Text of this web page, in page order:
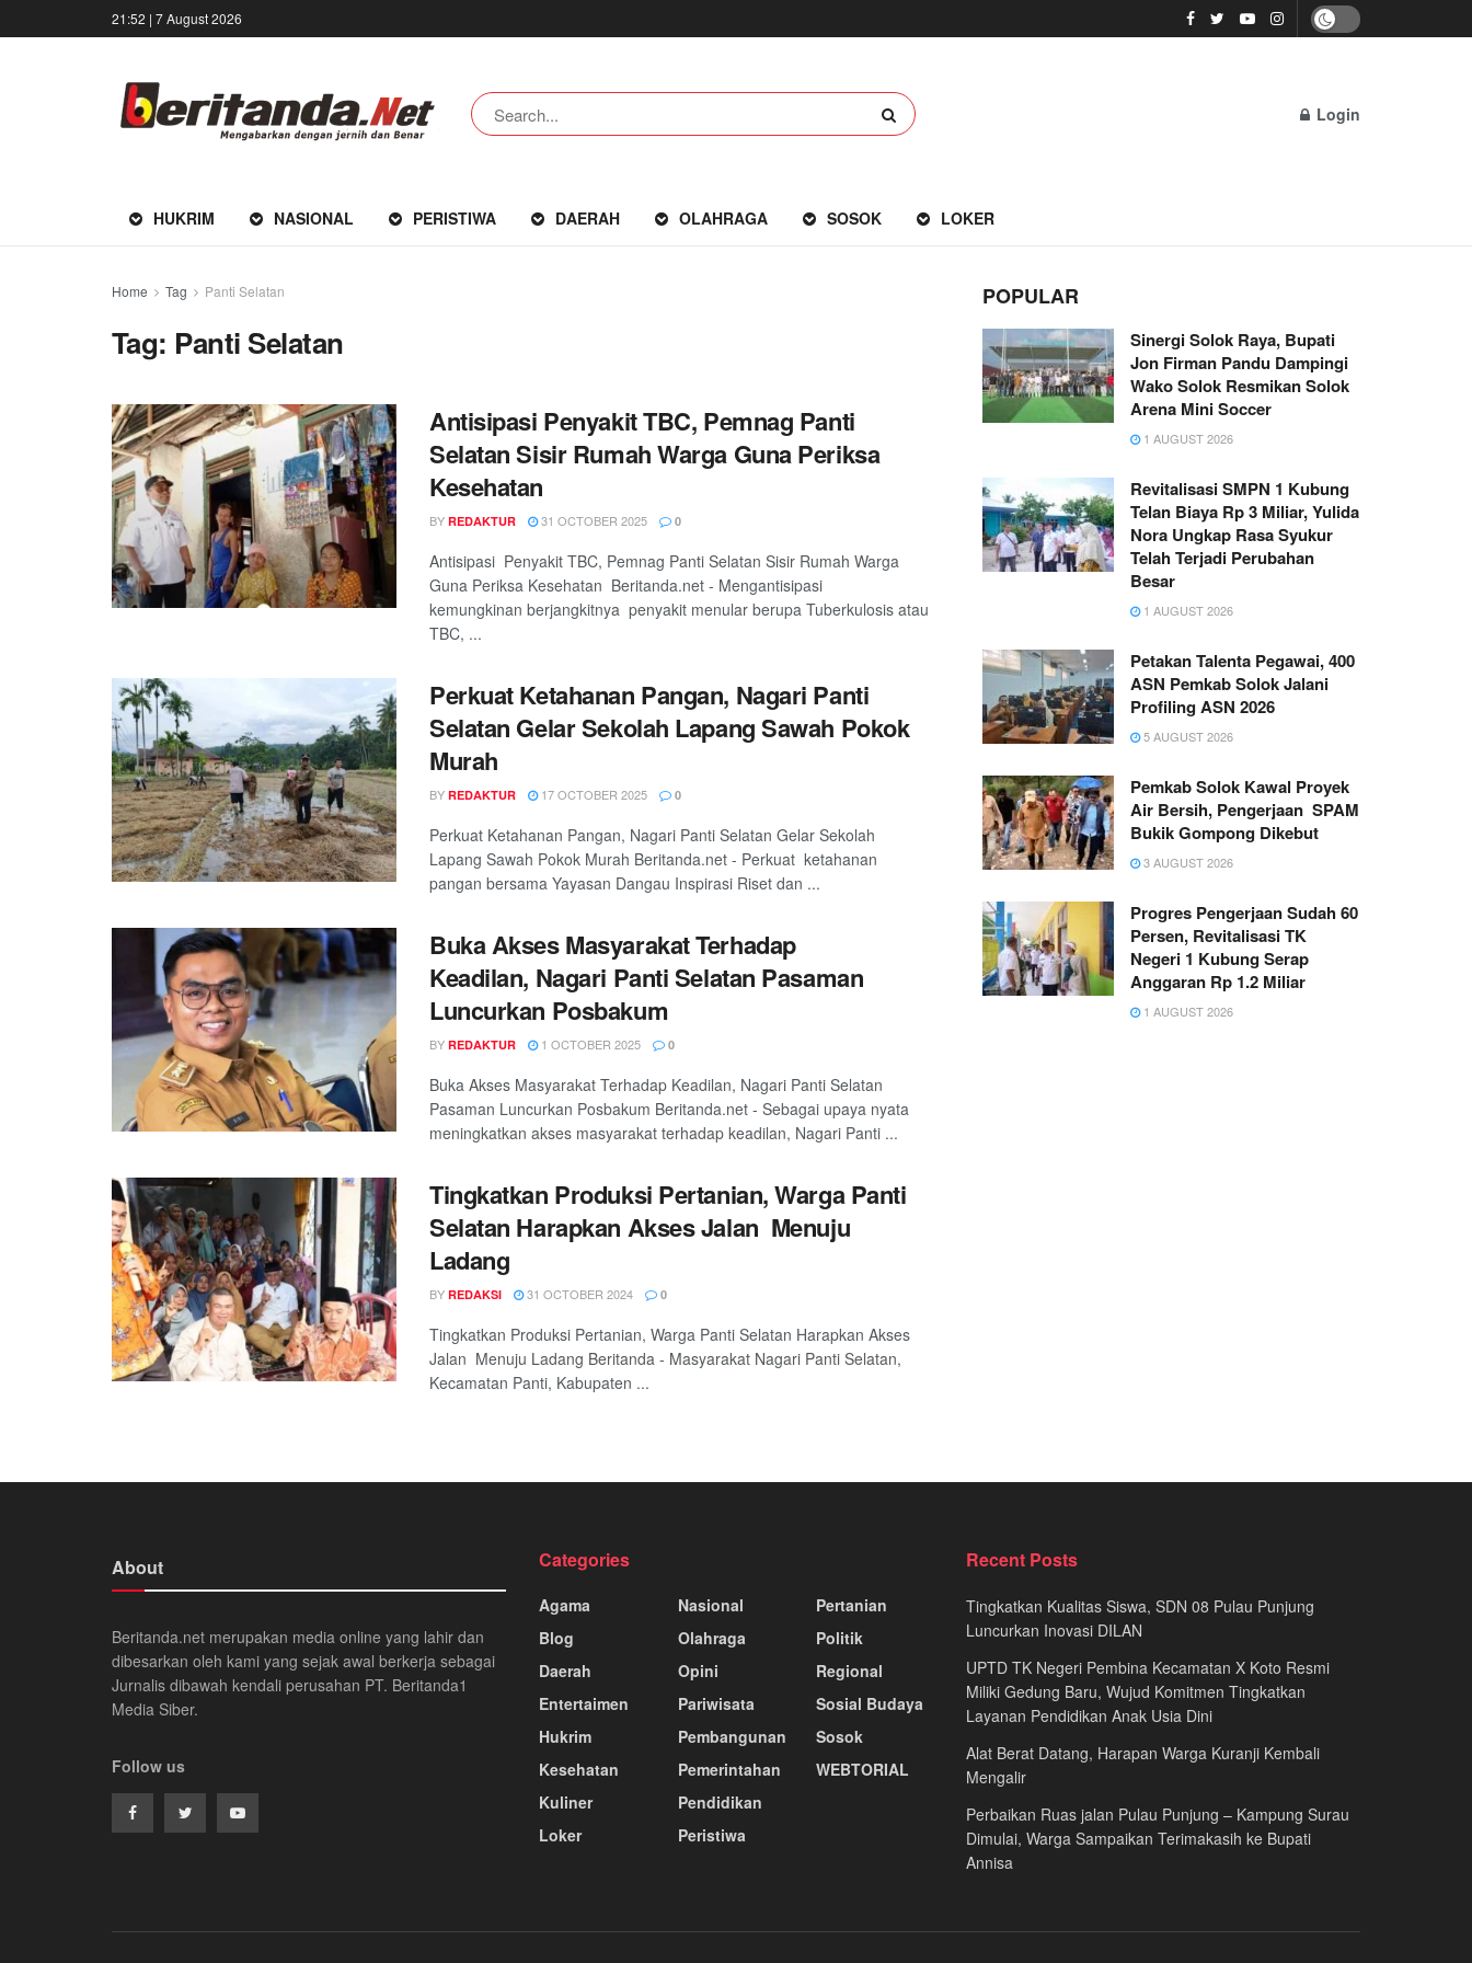
21:52 | 7 August 2026
Login
HUKRIM NASIONAL PERISTIWA DAERAH OLAHRAGA SOSOK LOKER
Home Tag Panti Selatan
Tag: Panti Selatan
Antisipasi Penyakit TBC, Pemnag Panti
Selatan Sisir Rumah Warga Guna Periksa
Kesehatan
BY REDAKTUR 31 OCTOBER 2025 0
Antisipasi Penyakit TBC, Pemnag Panti Selatan Sisir Rumah Warga
Guna Periksa Kesehatan Beritanda.net - Mengantisipasi
kemungkinan berjangkitnya penyakit menular berupa Tuberkulosis atau
TBC, ...
Perkuat Ketahanan Pangan, Nagari Panti
Selatan Gelar Sekolah Lapang Sawah Pokok
Murah
BY REDAKTUR 17 OCTOBER 2025 0
Perkuat Ketahanan Pangan, Nagari Panti Selatan Gelar Sekolah
Lapang Sawah Pokok Murah Beritanda.net - Perkuat ketahanan
pangan bersama Yayasan Dangau Inspirasi Riset dan ...
Buka Akses Masyarakat Terhadap
Keadilan, Nagari Panti Selatan Pasaman
Luncurkan Posbakum
BY REDAKTUR 1 OCTOBER 2025 0
Buka Akses Masyarakat Terhadap Keadilan, Nagari Panti Selatan
Pasaman Luncurkan Posbakum Beritanda.net - Sebagai upaya nyata
meningkatkan akses masyarakat terhadap keadilan, Nagari Panti ...
Tingkatkan Produksi Pertanian, Warga Panti
Selatan Harapkan Akses Jalan Menuju
Ladang
BY REDAKSI 31 OCTOBER 2024 0
Tingkatkan Produksi Pertanian, Warga Panti Selatan Harapkan Akses
Jalan Menuju Ladang Beritanda - Masyarakat Nagari Panti Selatan,
Kecamatan Panti, Kabupaten ...
POPULAR
Sinergi Solok Raya, Bupati
Jon Firman Pandu Dampingi
Wako Solok Resmikan Solok
Arena Mini Soccer
1 AUGUST 2026
Revitalisasi SMPN 1 Kubung
Telan Biaya Rp 3 Miliar, Yulida
Nora Ungkap Rasa Syukur
Telah Terjadi Perubahan
Besar
1 AUGUST 2026
Petakan Talenta Pegawai, 400
ASN Pemkab Solok Jalani
Profiling ASN 2026
5 AUGUST 2026
Pemkab Solok Kawal Proyek
Air Bersih, Pengerjaan SPAM
Bukik Gompong Dikebut
3 AUGUST 2026
Progres Pengerjaan Sudah 60
Persen, Revitalisasi TK
Negeri 1 Kubung Serap
Anggaran Rp 1.2 Miliar
1 AUGUST 2026
About
Beritanda.net merupakan media online yang lahir dan
dibesarkan oleh kami yang sejak awal berkerja sebagai
Jurnalis dibawah kendali perusahan PT. Beritanda1
Media Siber.
Follow us
Categories
Agama
Blog
Daerah
Entertaimen
Hukrim
Kesehatan
Kuliner
Loker
Nasional
Olahraga
Opini
Pariwisata
Pembangunan
Pemerintahan
Pendidikan
Peristiwa
Pertanian
Politik
Regional
Sosial Budaya
Sosok
WEBTORIAL
Recent Posts
Tingkatkan Kualitas Siswa, SDN 08 Pulau Punjung
Luncurkan Inovasi DILAN
UPTD TK Negeri Pembina Kecamatan X Koto Resmi
Miliki Gedung Baru, Wujud Komitmen Tingkatkan
Layanan Pendidikan Anak Usia Dini
Alat Berat Datang, Harapan Warga Kuranji Kembali
Mengalir
Perbaikan Ruas jalan Pulau Punjung – Kampung Surau
Dimulai, Warga Sampaikan Terimakasih ke Bupati
Annisa